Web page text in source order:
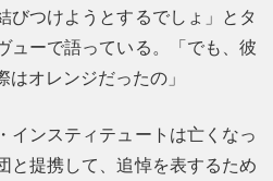
びつけようとするでしょ」とタ
ューで語っている。「でも、彼
オレンジだったの」
インスティテュートは亡くなっ
と提携して、追悼を表するため